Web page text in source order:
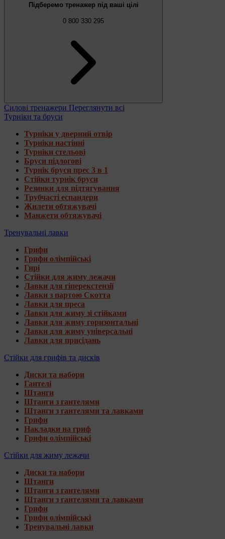
Підберемо тренажер під ваші цілі
0 800 330 295
Силові тренажери Переглянути всі
Турніки та бруси
Турніки у дверний отвір
Турніки настінні
Турніки стельові
Бруси підлогові
Турнік бруси прес 3 в 1
Стійки турнік бруси
Резинки для підтягування
Трубчасті еспандери
Жилети обтяжувачі
Манжети обтяжувачі
Тренувальні лавки
Грифи
Грифи олімпійські
Гирі
Стійки для жиму лежачи
Лавки для гіперекстензії
Лавки з партою Скотта
Лавки для преса
Лавки для жиму зі стійками
Лавки для жиму горизонтальні
Лавки для жиму універсальні
Лавки для присідань
Стійки для грифів та дисків
Диски та набори
Гантелі
Штанги
Штанги з гантелями
Штанги з гантелями та лавками
Грифи
Накладки на гриф
Грифи олімпійські
Стійки для жиму лежачи
Диски та набори
Штанги
Штанги з гантелями
Штанги з гантелями та лавками
Грифи
Грифи олімпійські
Тренувальні лавки